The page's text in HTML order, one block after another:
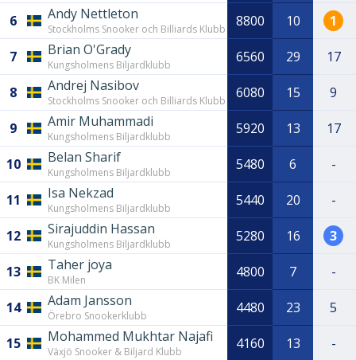
6 Andy Nettleton
Stockholms Snooker och Billiards Klubb 8800 10 1
7 Brian O'Grady
Kungsholmens Biljardklubb 6560 29 17
8 Andrej Nasibov
Stockholms Snooker och Billiards Klubb 6080 15 9
9 Amir Muhammadi
Kungsholmens Biljardklubb 5920 13 17
10 Belan Sharif
Kungsholmens Biljardklubb 5480 6 -
11 Isa Nekzad
Kungsholmens Biljardklubb 5440 20 -
12 Sirajuddin Hassan
Kungsholmens Biljardklubb 5280 16 3
13 Taher joya
BK Milen 4800 7 -
14 Adam Jansson
Örebro Snookerklubb 4480 23 5
15 Mohammed Mukhtar Najafi
Växjö Snooker & Biljard Klubb 4160 13 -